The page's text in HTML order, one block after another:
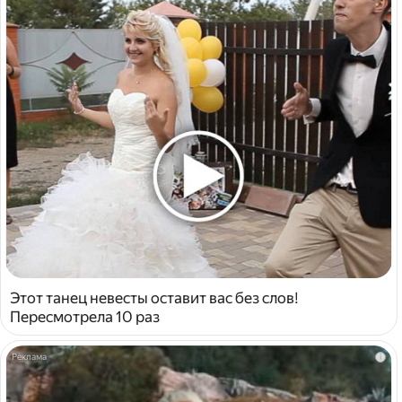
Этот танец невесты оставит вас без слов!
Пересмотрела 10 раз
i